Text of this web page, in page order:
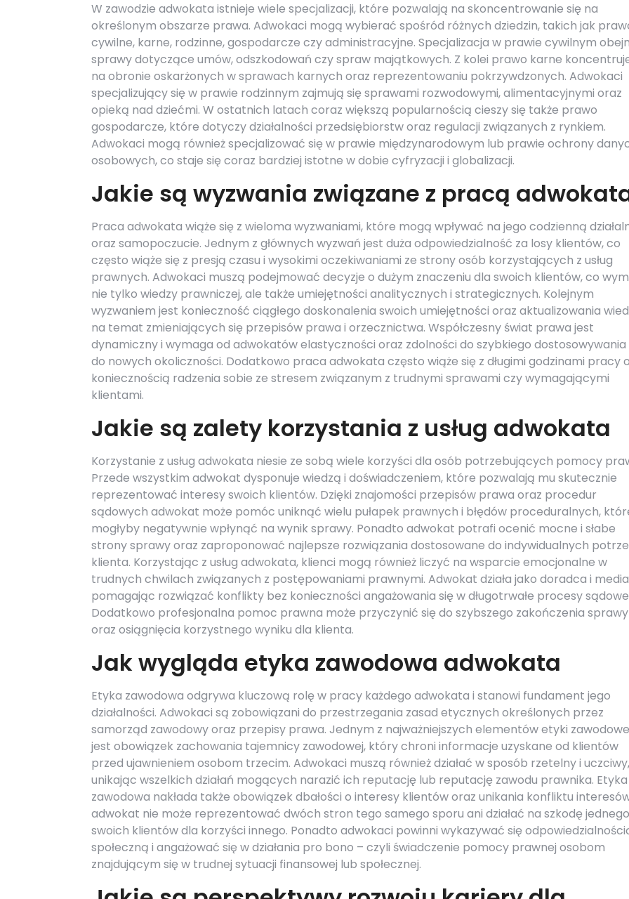
W zawodzie adwokata istnieje wiele specjalizacji, które pozwalają na skoncentrowanie się na
określonym obszarze prawa. Adwokaci mogą wybierać spośród różnych dziedzin, takich jak
cywilne, karne, rodzinne, gospodarcze czy administracyjne. Specjalizacja w prawie cywilnym
sprawy dotyczące umów, odszkodowań czy spraw majątkowych. Z kolei prawo karne
na obronie oskarżonych w sprawach karnych oraz reprezentowaniu pokrzywdzonych. Adwokaci
specjalizujący się w prawie rodzinnym zajmują się sprawami rozwodowymi, alimentacyjnymi oraz
opieką nad dziećmi. W ostatnich latach coraz większą popularnością cieszy się także prawo
gospodarcze, które dotyczy działalności przedsiębiorstw oraz regulacji związanych z rynkiem.
Adwokaci mogą również specjalizować się w prawie międzynarodowym lub prawie ochrony
osobowych, co staje się coraz bardziej istotne w dobie cyfryzacji i globalizacji.
Jakie są wyzwania związane z pracą
Praca adwokata wiąże się z wieloma wyzwaniami, które mogą wpływać na jego codzienną
oraz samopoczucie. Jednym z głównych wyzwań jest duża odpowiedzialność za losy klientów, co
często wiąże się z presją czasu i wysokimi oczekiwaniami ze strony osób korzystających z usług
prawnych. Adwokaci muszą podejmować decyzje o dużym znaczeniu dla swoich klientów, co
nie tylko wiedzy prawniczej, ale także umiejętności analitycznych i strategicznych. Kolejnym
wyzwaniem jest konieczność ciągłego doskonalenia swoich umiejętności oraz aktualizowania
na temat zmieniających się przepisów prawa i orzecznictwa. Współczesny świat prawa jest
dynamiczny i wymaga od adwokatów elastyczności oraz zdolności do szybkiego dostosowywania
do nowych okoliczności. Dodatkowo praca adwokata często wiąże się z długimi godzinami pracy
koniecznością radzenia sobie ze stresem związanym z trudnymi sprawami czy wymagającymi
klientami.
Jakie są zalety korzystania z usług adwokata
Korzystanie z usług adwokata niesie ze sobą wiele korzyści dla osób potrzebujących pomocy
Przede wszystkim adwokat dysponuje wiedzą i doświadczeniem, które pozwalają mu skutecznie
reprezentować interesy swoich klientów. Dzięki znajomości przepisów prawa oraz procedur
sądowych adwokat może pomóc uniknąć wielu pułapek prawnych i błędów proceduralnych,
mogłyby negatywnie wpłynąć na wynik sprawy. Ponadto adwokat potrafi ocenić mocne i słabe
strony sprawy oraz zaproponować najlepsze rozwiązania dostosowane do indywidualnych
klienta. Korzystając z usług adwokata, klienci mogą również liczyć na wsparcie emocjonalne w
trudnych chwilach związanych z postępowaniami prawnymi. Adwokat działa jako doradca i
pomagając rozwiązać konflikty bez konieczności angażowania się w długotrwałe procesy
Dodatkowo profesjonalna pomoc prawna może przyczynić się do szybszego zakończenia sprawy
oraz osiągnięcia korzystnego wyniku dla klienta.
Jak wygląda etyka zawodowa adwokata
Etyka zawodowa odgrywa kluczową rolę w pracy każdego adwokata i stanowi fundament jego
działalności. Adwokaci są zobowiązani do przestrzegania zasad etycznych określonych przez
samorząd zawodowy oraz przepisy prawa. Jednym z najważniejszych elementów etyki
jest obowiązek zachowania tajemnicy zawodowej, który chroni informacje uzyskane od klientów
przed ujawnieniem osobom trzecim. Adwokaci muszą również działać w sposób rzetelny i uczciwy,
unikając wszelkich działań mogących narazić ich reputację lub reputację zawodu prawnika. Etyka
zawodowa nakłada także obowiązek dbałości o interesy klientów oraz unikania konfliktu
adwokat nie może reprezentować dwóch stron tego samego sporu ani działać na szkodę
swoich klientów dla korzyści innego. Ponadto adwokaci powinni wykazywać się
społeczną i angażować się w działania pro bono – czyli świadczenie pomocy prawnej osobom
znajdującym się w trudnej sytuacji finansowej lub społecznej.